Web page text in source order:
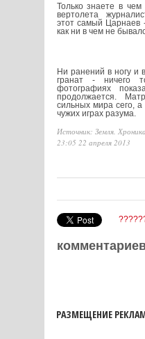
Только знаете в
вертолета
этот самый Царнаев
как ни в чем не
Ни ранений в ногу
гранат - ничего
фотографиях
продолжается.
сильных мира сего,
чужих играх разума.
Источник: Земля.
23:05 22 апреля 2013
РАЗМЕЩЕНИЕ